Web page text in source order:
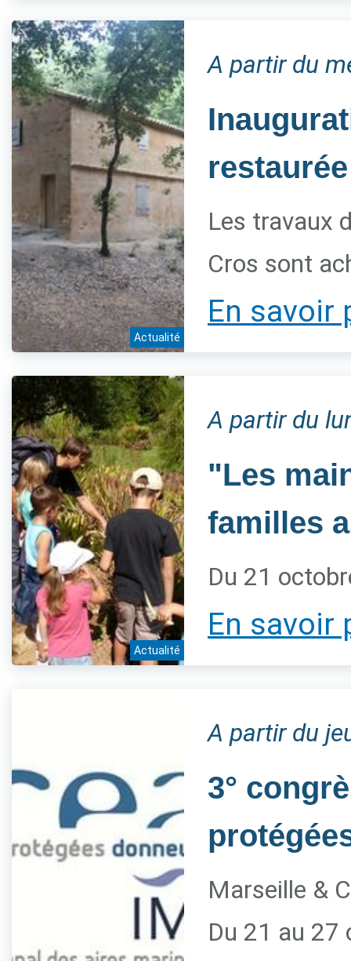
Actualité
A partir du
Les travaux
Cros sont
En savoir
Actualité
A partir du
"Les
familles
Du 21
En savoir
A partir du
3°
Marseille &
Du 21 au 27